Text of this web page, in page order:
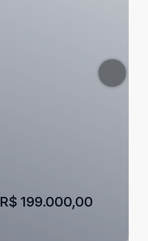
R$ 199.000,00